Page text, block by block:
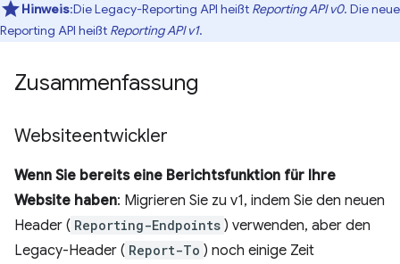
Hinweis:Die Legacy-Reporting API heißt Reporting API v0. Die neue
Reporting API heißt Reporting API v1.
Zusammenfassung
Websiteentwickler
Wenn Sie bereits eine Berichtsfunktion für Ihre
Website haben: Migrieren Sie zu v1, indem Sie den neuen
Header ( Reporting-Endpoints ) verwenden, aber den
Legacy-Header ( Report-To ) noch einige Zeit